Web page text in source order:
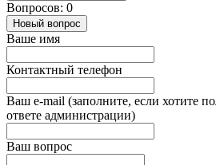
Вопросов: 0
Новый вопрос
Ваше имя
Контактный телефон
Ваш e-mail (заполните, если хотите
ответе администрации)
Ваш вопрос